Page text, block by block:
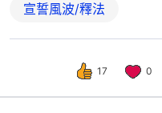
宣誓風波/釋法
17 0